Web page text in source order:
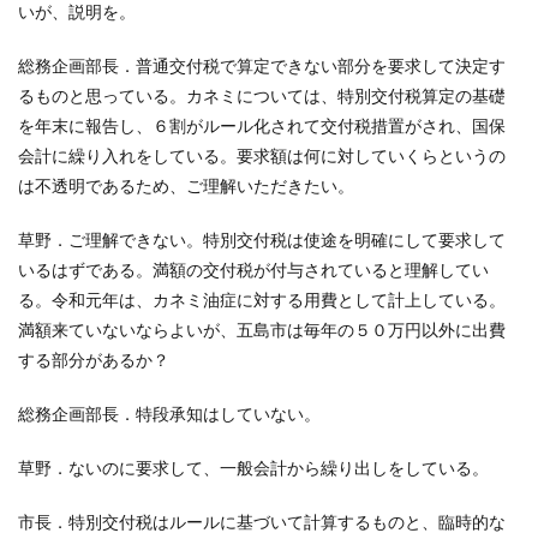
いが、説明を。
総務企画部長．普通交付税で算定できない部分を要求して決定す
るものと思っている。カネミについては、特別交付税算定の基礎
を年末に報告し、６割がルール化されて交付税措置がされ、国保
会計に繰り入れをしている。要求額は何に対していくらというの
は不透明であるため、ご理解いただきたい。
草野．ご理解できない。特別交付税は使途を明確にして要求して
いるはずである。満額の交付税が付与されていると理解してい
る。令和元年は、カネミ油症に対する用費として計上している。
満額来ていないならよいが、五島市は毎年の５０万円以外に出費
する部分があるか？
総務企画部長．特段承知はしていない。
草野．ないのに要求して、一般会計から繰り出しをしている。
市長．特別交付税はルールに基づいて計算するものと、臨時的な